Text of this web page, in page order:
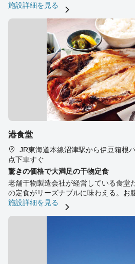
施設詳細を見る
港食堂
JR東海道本線沼津駅から伊豆箱根
点下車すぐ
驚きの価格で大満足の干物定食
老舗干物製造会社が経営している食堂
の定食がリーズナブルに味わえる。お
施設詳細を見る